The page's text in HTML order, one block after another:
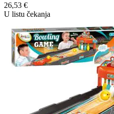
26,53 €
U listu čekanja